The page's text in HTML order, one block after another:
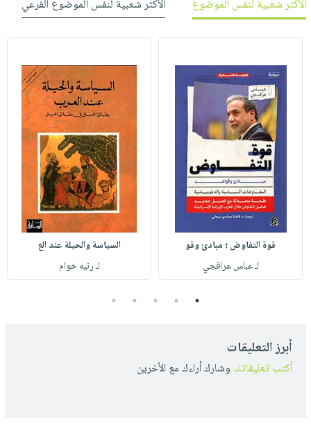
الأكثر شعبية لنفس الموضوع الأكثر شعبية لنفس الموضوع الفرعي
قوة التفاوض ؛ مبادئ وقو
لـ عباس عراقجي
السياسة والحيلة عند الع
لـ رنيه خوام
1
2
3
4
5
أبرز التعليقات
أكتب تعليقاتك وشارك أراءك مع الأخرين